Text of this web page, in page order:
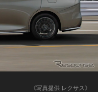
《写真提供 レクサス》